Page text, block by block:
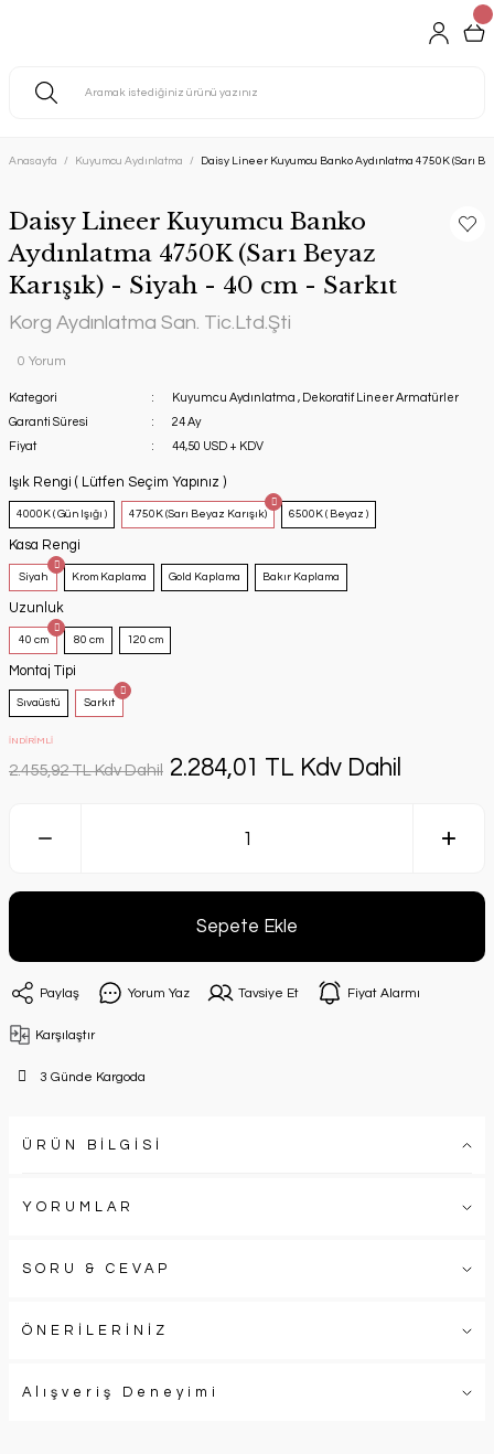
Anasayfa Kuyumcu Aydınlatma Daisy Lineer Kuyumcu Banko Aydınlatma 4750K (Sarı
Daisy Lineer Kuyumcu Banko
Aydınlatma 4750K (Sarı Beyaz
Karışık) - Siyah - 40 cm - Sarkıt
Korg Aydınlatma San. Tic.Ltd.Şti
0 Yorum
Kategori Kuyumcu Aydınlatma , Dekoratif Lineer Armatürler
Garanti Süresi
24 Ay
Fiyat
44,50 USD + KDV
Işık Rengi ( Lütfen Seçim Yapınız )
4000K ( Gün Işığı ) 4750K (Sarı Beyaz Karışık) 6500K ( Beyaz )
Kasa Rengi
Siyah Krom Kaplama Gold Kaplama Bakır Kaplama
Uzunluk
40 cm 80 cm 120 cm
Montaj Tipi
Sıvaüstü Sarkıt
İNDİRİMLİ
2.455,92 TL Kdv Dahil 2.284,01 TL Kdv Dahil
Sepete Ekle
Paylaş Yorum Yaz Tavsiye Et Fiyat Alarmı
Karşılaştır
3 Günde Kargoda
ÜRÜN BİLGİSİ
YORUMLAR
SORU & CEVAP
ÖNERİLERİNİZ
Alışveriş Deneyimi